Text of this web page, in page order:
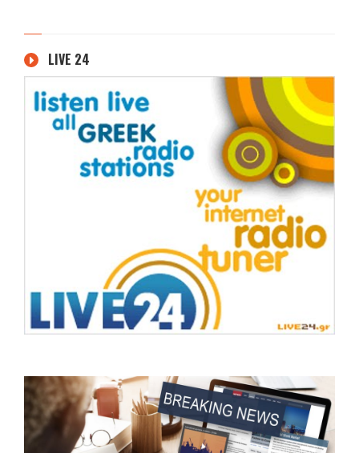
LIVE 24